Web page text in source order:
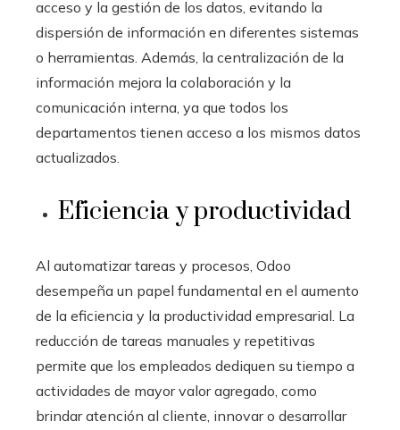
acceso y la gestión de los datos, evitando la
dispersión de información en diferentes sistemas
o herramientas. Además, la centralización de la
información mejora la colaboración y la
comunicación interna, ya que todos los
departamentos tienen acceso a los mismos datos
actualizados.
Eficiencia y productividad
Al automatizar tareas y procesos, Odoo
desempeña un papel fundamental en el aumento
de la eficiencia y la productividad empresarial. La
reducción de tareas manuales y repetitivas
permite que los empleados dediquen su tiempo a
actividades de mayor valor agregado, como
brindar atención al cliente, innovar o desarrollar